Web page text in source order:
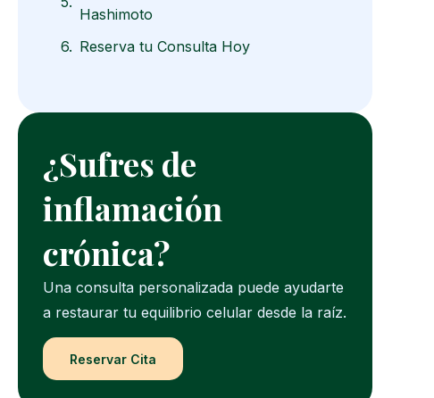
Hashimoto
Reserva tu Consulta Hoy
¿Sufres de
inflamación
crónica?
Una consulta personalizada puede ayudarte
a restaurar tu equilibrio celular desde la raíz.
Reservar Cita